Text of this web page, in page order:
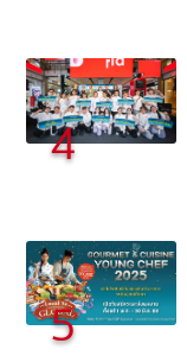
4
5